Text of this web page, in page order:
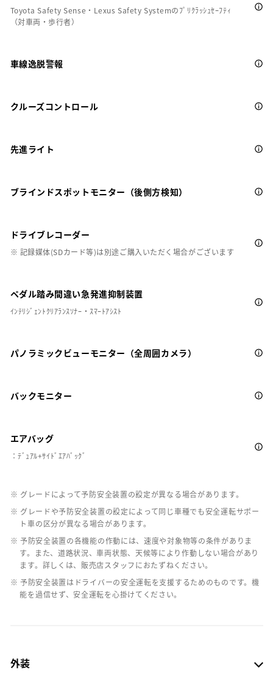
Toyota Safety Sense・Lexus Safety Systemのﾌﾟﾘｸﾗｯｼｭｾｰﾌﾃｨ
（対車両・歩行者）
車線逸脱警報
クルーズコントロール
先進ライト
ブラインドスポットモニター（後側方検知）
ドライブレコーダー
※ 記録媒体(SDカード等)は別途ご購入いただく場合がございます
ペダル踏み間違い急発進抑制装置
ｲﾝﾃﾘｼﾞｪﾝﾄｸﾘｱﾗﾝｽｿﾅｰ・ｽﾏｰﾄｱｼｽﾄ
パノラミックビューモニター（全周囲カメラ）
バックモニター
エアバッグ
：ﾃﾞｭｱﾙ+ｻｲﾄﾞｴｱﾊﾞｯｸﾞ
※ グレードによって予防安全装置の設定が異なる場合があります。
※ グレードや予防安全装置の設定によって同じ車種でも安全運転サポー
ト車の区分が異なる場合があります。
※ 予防安全装置の各機能の作動には、速度や対象物等の条件がありま
す。また、道路状況、車両状態、天候等により作動しない場合があり
ます。詳しくは、販売店スタッフにおたずねください。
※ 予防安全装置はドライバーの安全運転を支援するためのものです。機
能を過信せず、安全運転を心掛けてください。
外装